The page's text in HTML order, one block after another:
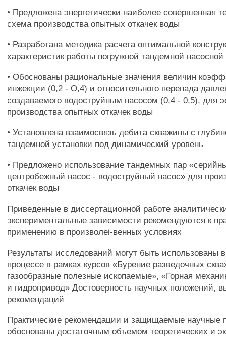
• Предложена энергетически наиболее совершенная
схема производства опытных откачек воды
• Разработана методика расчета оптимальной
характеристик работы погружной тандемной насосной
• Обоснованы рациональные значения величин
инжекции (0,2 - О,4) и относительного перепада
создаваемого водоструйным насосом (0,4 - 0,5), для
производства опытных откачек воды
• Установлена взаимосвязь дебита скважины с
тандемной установки под динамический уровень
• Предложено использование тандемных пар
центробежный насос - водоструйный насос» для
откачек воды
Приведенные в диссертационной работе
экспериментальные зависимости рекомендуются к
применению в произволеi-венных условиях
Результаты исследований могут быть использованы
процессе в рамках курсов «Бурение разведочных
газообразные полезные ископаемые», «Горная
и гидропривод» Достоверность научных положений,
рекомендаций
Практические рекомендации и защищаемые научные
обоснованы достаточным объемом теоретических и